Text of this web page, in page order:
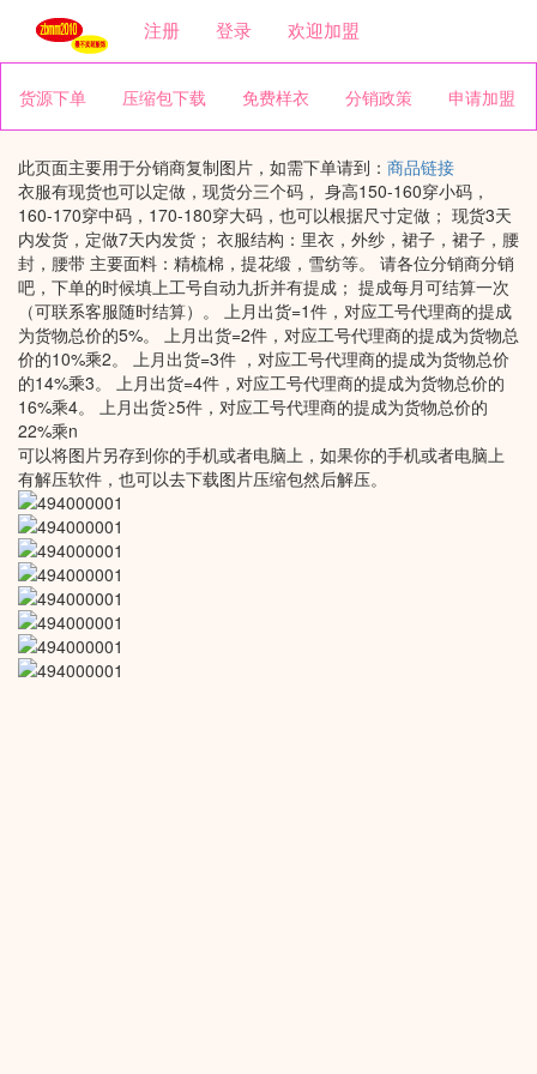
注册 登录 欢迎加盟
货源下单 压缩包下载 免费样衣 分销政策 申请加盟
此页面主要用于分销商复制图片，如需下单请到： 商品链接
衣服有现货也可以定做，现货分三个码， 身高150-160穿小码，
160-170穿中码，170-180穿大码，也可以根据尺寸定做； 现货3天
内发货，定做7天内发货； 衣服结构：里衣，外纱，裙子，裙子，腰
封，腰带 主要面料：精梳棉，提花缎，雪纺等。 请各位分销商分销
吧，下单的时候填上工号自动九折并有提成； 提成每月可结算一次
（可联系客服随时结算）。 上月出货=1件，对应工号代理商的提成
为货物总价的5%。 上月出货=2件，对应工号代理商的提成为货物总
价的10%乘2。 上月出货=3件 ，对应工号代理商的提成为货物总价
的14%乘3。 上月出货=4件，对应工号代理商的提成为货物总价的
16%乘4。 上月出货≥5件，对应工号代理商的提成为货物总价的
22%乘n
可以将图片另存到你的手机或者电脑上，如果你的手机或者电脑上
有解压软件，也可以去下载图片压缩包然后解压。